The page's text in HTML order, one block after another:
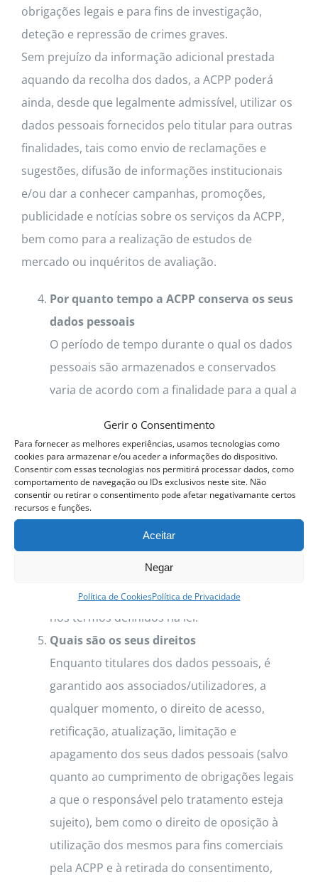
Gerir o Consentimento
Para fornecer as melhores experiências, usamos tecnologias como
cookies para armazenar e/ou aceder a informações do dispositivo.
Consentir com essas tecnologias nos permitirá processar dados, como
comportamento de navegação ou IDs exclusivos neste site. Não
consentir ou retirar o consentimento pode afetar negativamante certos
recursos e funções.
Aceitar
Negar
Política de CookiesPolítica de Privacidade
obrigações legais e para fins de investigação,
deteção e repressão de crimes graves.
Sem prejuízo da informação adicional prestada
aquando da recolha dos dados, a ACPP poderá
ainda, desde que legalmente admissível, utilizar os
dados pessoais fornecidos pelo titular para outras
finalidades, tais como envio de reclamações e
sugestões, difusão de informações institucionais
e/ou dar a conhecer campanhas, promoções,
publicidade e notícias sobre os serviços da ACPP,
bem como para a realização de estudos de
mercado ou inquéritos de avaliação.
Por quanto tempo a ACPP conserva os seus
dados pessoais
O período de tempo durante o qual os dados
pessoais são armazenados e conservados
varia de acordo com a finalidade para a qual a
obrigam a conservar os dados por um
período de tempo mínimo. Assim, e sempre
que não exista uma exigência legal específica,
apenas pelo período mínimo necessário para
a prossecução das finalidades que motivaram
a sua recolha ou o seu posterior tratamento,
nos termos definidos na lei.
Quais são os seus direitos
Enquanto titulares dos dados pessoais, é
garantido aos associados/utilizadores, a
qualquer momento, o direito de acesso,
retificação, atualização, limitação e
apagamento dos seus dados pessoais (salvo
quanto ao cumprimento de obrigações legais
a que o responsável pelo tratamento esteja
sujeito), bem como o direito de oposição à
utilização dos mesmos para fins comerciais
pela ACPP e à retirada do consentimento,